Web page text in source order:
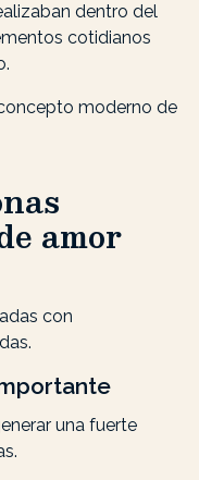
dentro del
cotidianos
moderno de
amor
con
una fuerte